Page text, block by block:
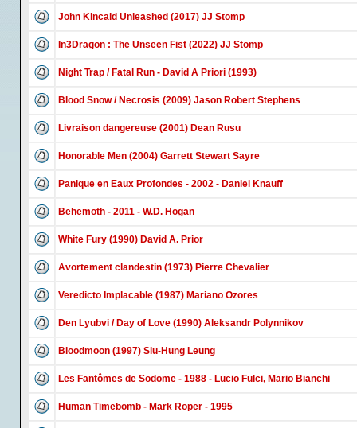
John Kincaid Unleashed (2017) JJ Stomp
In3Dragon : The Unseen Fist (2022) JJ Stomp
Night Trap / Fatal Run - David A Priori (1993)
Blood Snow / Necrosis (2009) Jason Robert Stephens
Livraison dangereuse (2001) Dean Rusu
Honorable Men (2004) Garrett Stewart Sayre
Panique en Eaux Profondes - 2002 - Daniel Knauff
Behemoth - 2011 - W.D. Hogan
White Fury (1990) David A. Prior
Avortement clandestin (1973) Pierre Chevalier
Veredicto Implacable (1987) Mariano Ozores
Den Lyubvi / Day of Love (1990) Aleksandr Polynnikov
Bloodmoon (1997) Siu-Hung Leung
Les Fantômes de Sodome - 1988 - Lucio Fulci, Mario Bianchi
Human Timebomb - Mark Roper - 1995